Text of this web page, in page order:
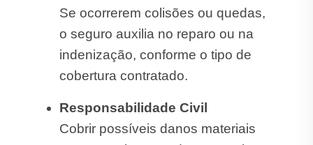
Se ocorrerem colisões ou quedas,
o seguro auxilia no reparo ou na
indenização, conforme o tipo de
cobertura contratado.
Responsabilidade Civil
Cobrir possíveis danos materiais